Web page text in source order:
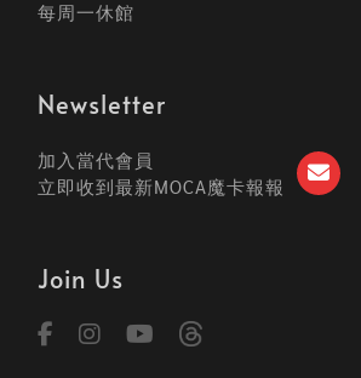
每周一休館
Newsletter
加入當代會員
立即收到最新MOCA魔卡報報
Join Us